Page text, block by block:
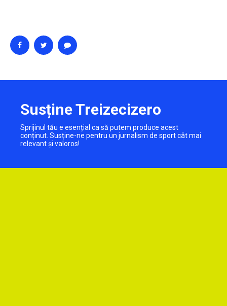
Susține Treizecizero
Sprijinul tău e esențial ca să putem produce acest
conținut. Susține-ne pentru un jurnalism de sport cât mai
relevant și valoros!